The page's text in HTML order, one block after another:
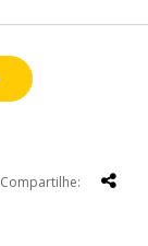
Compartilhe: